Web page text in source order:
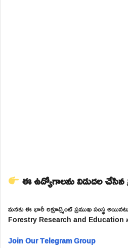
ఈ ఉద్యోగాలను విడుదల చేసిన
మనకు ఈ భారీ రిక్రూట్మెంట్ ప్రముఖ సంస్థ
Forestry Research and Education
Join Our Telegram Group